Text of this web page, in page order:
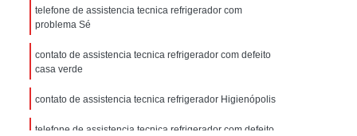
Tecnica Refrigerador com Defeito
com Problema
Assistencia Tecnica Refrigerador Não Liga
Electrolux Assistencia Tecnica
telefone de assistencia tecnica refrigerador com
problema Sé
contato de assistencia tecnica refrigerador com defeito
casa verde
contato de assistencia tecnica refrigerador Higienópolis
telefone de assistencia tecnica refrigerador com defeito